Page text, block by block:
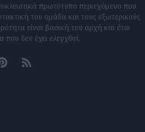
πρωτότυπο περιεχόμενο που
του ομάδα και τους εξωτερικούς
είναι βασική του αρχή και έτσι
που δεν έχει ελεγχθεί.
PinterestRSS feeds